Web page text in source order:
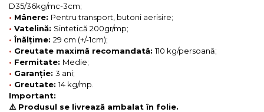
D35/36kg/mc-3cm;
• Mânere: Pentru transport, butoni aerisire;
• Vatelină: Sintetică 200gr/mp;
• Înălțime: 29 cm (+/-1cm);
• Greutate maximă recomandată:110 kg/persoană;
• Fermitate: Medie;
• Garanție: 3 ani;
• Greutate:14 kg/mp.
Important:
⚠️ Produsul se livrează ambalat în folie.